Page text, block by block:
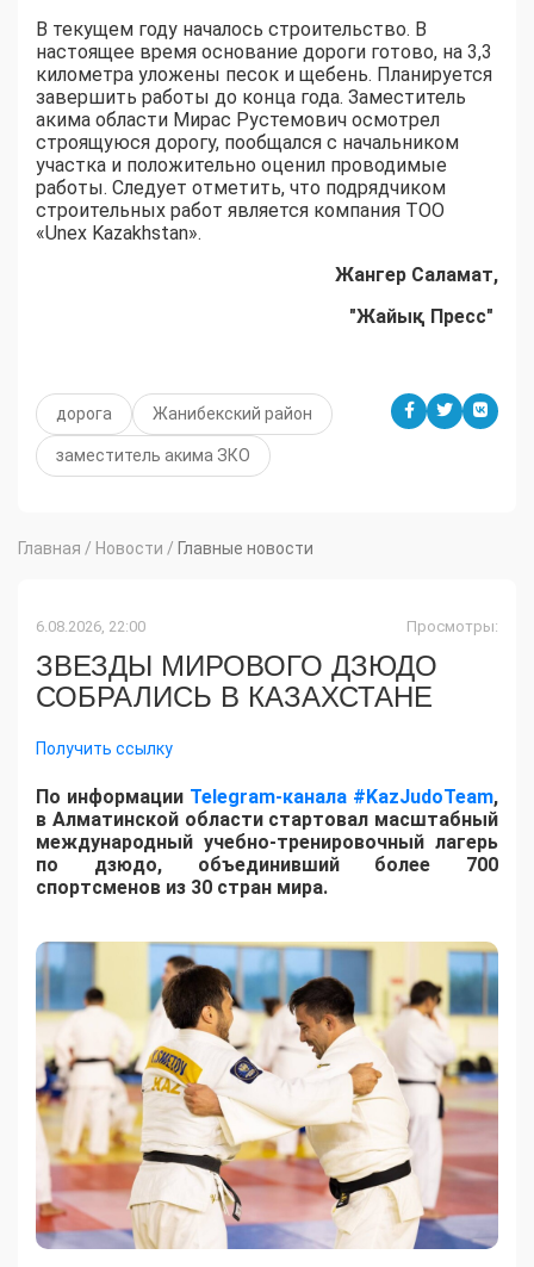
В текущем году началось строительство. В
настоящее время основание дороги готово, на 3,3
километра уложены песок и щебень. Планируется
завершить работы до конца года. Заместитель
акима области Мирас Рустемович осмотрел
строящуюся дорогу, пообщался с начальником
участка и положительно оценил проводимые
работы. Следует отметить, что подрядчиком
строительных работ является компания ТОО
«Unex Kazakhstan».
Жангер Саламат,
"Жайық Пресс"
дорога Жанибекский район
заместитель акима ЗКО
Главная / Новости / Главные новости
6.08.2026, 22:00 Просмотры:
ЗВЕЗДЫ МИРОВОГО ДЗЮДО
СОБРАЛИСЬ В КАЗАХСТАНЕ
Получить ссылку
По информации Telegram-канала #KazJudoTeam,
в Алматинской области стартовал масштабный
международный учебно-тренировочный лагерь
по дзюдо, объединивший более 700
спортсменов из 30 стран мира.